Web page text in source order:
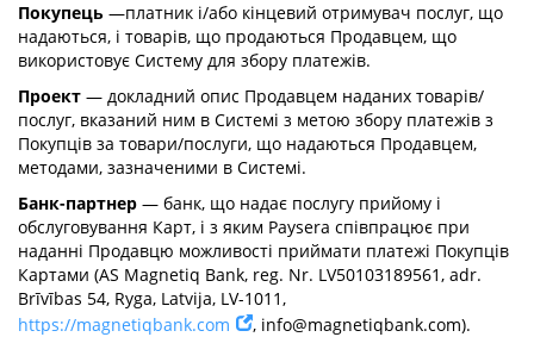
Покупець —платник і/або кінцевий отримувач послуг, що
надаються, і товарів, що продаються Продавцем, що
використовує Систему для збору платежів.
Проект — докладний опис Продавцем наданих товарів/
послуг, вказаний ним в Системі з метою збору платежів з
Покупців за товари/послуги, що надаються Продавцем,
методами, зазначеними в Системі.
Банк-партнер — банк, що надає послугу прийому і
обслуговування Карт, і з яким Paysera співпрацює при
наданні Продавцю можливості приймати платежі Покупців
Картами (AS Magnetiq Bank, reg. Nr. LV50103189561, adr.
Brīvības 54, Ryga, Latvija, LV-1011,
https://magnetiqbank.com
, info@magnetiqbank.com).